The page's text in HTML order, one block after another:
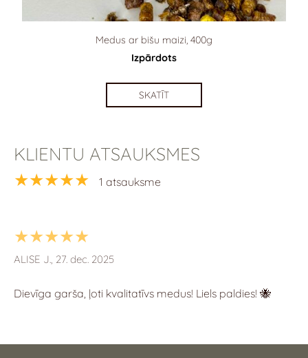
Medus ar bišu maizi, 400g
Izpārdots
SKATĪT
KLIENTU ATSAUKSMES
★★★★★ 1 atsauksme
★★★★★
ALISE J., 27. dec. 2025
Dievīga garša, ļoti kvalitatīvs medus! Liels paldies! 🐝